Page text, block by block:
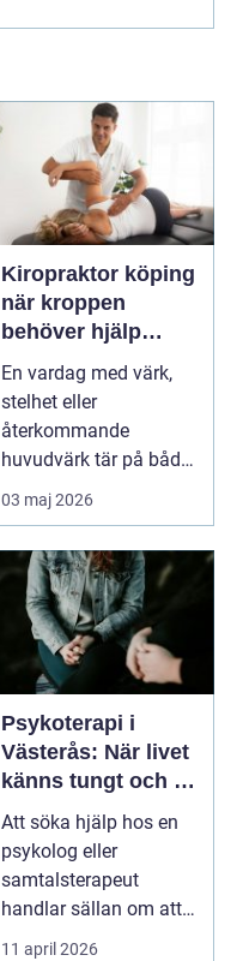
Kiropraktor köping
när kroppen
behöver hjälp
tillbaka
En vardag med värk,
stelhet eller
återkommande
huvudvärk tär på både
ork och humör. Många
03 maj 2026
Psykoterapi i
Västerås: När livet
känns tungt och du
behöver prata med
någon
Att söka hjälp hos en
psykolog eller
samtalsterapeut
handlar sällan om att
vara svag....
11 april 2026